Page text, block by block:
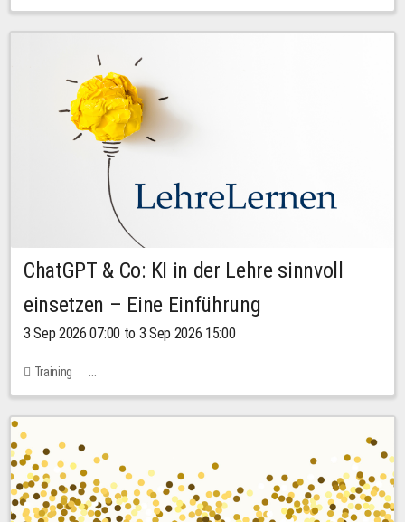
1 place
ChatGPT & Co: KI in der Lehre sinnvoll
einsetzen – Eine Einführung
3 Sep 2026 07:00 to 3 Sep 2026 15:00
Training
Bachstraße 18k - SR 102 (Seminarraum Servicestelle LehreLernen)